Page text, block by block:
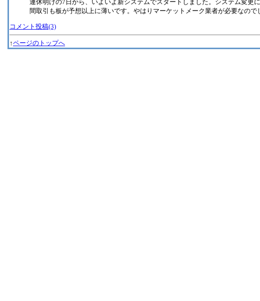
連休明けの7日から、いよいよ新システムでスタートしました。システム変
間取引も板が予想以上に薄いです。やはりマーケットメーク業者が必要なので
コメント投稿(3)
↑ページのトップへ